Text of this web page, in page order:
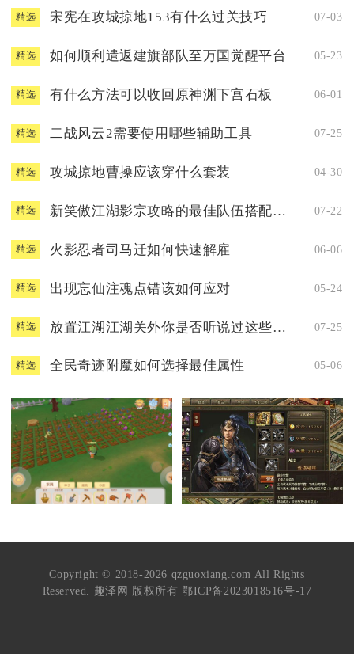
精选 宋宪在攻城掠地153有什么过关技巧 07-03
精选 如何顺利遣返建旗部队至万国觉醒平台 05-23
精选 有什么方法可以收回原神渊下宫石板 06-01
精选 二战风云2需要使用哪些辅助工具 07-25
精选 攻城掠地曹操应该穿什么套装 04-30
精选 新笑傲江湖影宗攻略的最佳队伍搭配是什么 07-22
精选 火影忍者司马迁如何快速解雇 06-06
精选 出现忘仙注魂点错该如何应对 05-24
精选 放置江湖江湖关外你是否听说过这些传闻 07-25
精选 全民奇迹附魔如何选择最佳属性 05-06
Copyright © 2018-2026 qzguoxiang.com All Rights
Reserved. 趣泽网 版权所有 鄂ICP备2023018516号-17